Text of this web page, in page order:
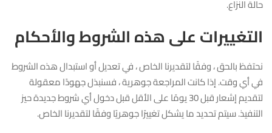
حالة النزاع.
التغييرات على هذه الشروط والأحكام
نحتفظ بالحق ، وفقًا لتقديرنا الخاص ، في تعديل أو استبدال هذه الشروط
في أي وقت. إذا كانت المراجعة جوهرية ، فسنبذل جهودًا معقولة
لتقديم إشعار قبل 30 يومًا على الأقل قبل دخول أي شروط جديدة حيز
التنفيذ. سيتم تحديد ما يشكل تغييرًا جوهريًا وفقًا لتقديرنا الخاص.